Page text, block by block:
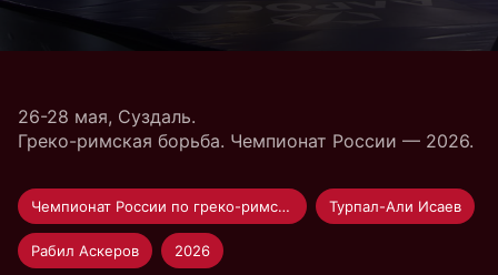
26-28 мая, Суздаль.
Греко-римская борьба. Чемпионат России — 2026.
Чемпионат России по греко-римской борьбе Турпал-Али Исаев
Рабил Аскеров 2026